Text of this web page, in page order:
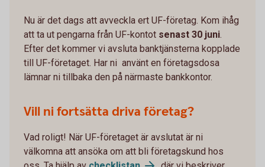
Nu är det dags att avveckla ert UF-företag. Kom ihåg
att ta ut pengarna från UF-kontot senast 30 juni.
Efter det kommer vi avsluta banktjänsterna kopplade
till UF-företaget. Har ni använt en företagsdosa
lämnar ni tillbaka den på närmaste bankkontor.
Vill ni fortsätta driva företag?
Vad roligt! När UF-företaget är avslutat är ni
välkomna att ansöka om att bli företagskund hos